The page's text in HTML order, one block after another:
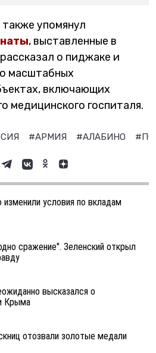
упомянул
, выставленные в
о пиджаке и
масштабных
включающих
медицинского госпиталя.
#АРМИЯ #АЛАБИНО
изменили условия по вкладам
сражение". Зеленский открыл
высказался о
Крыма
отозвали золотые медали